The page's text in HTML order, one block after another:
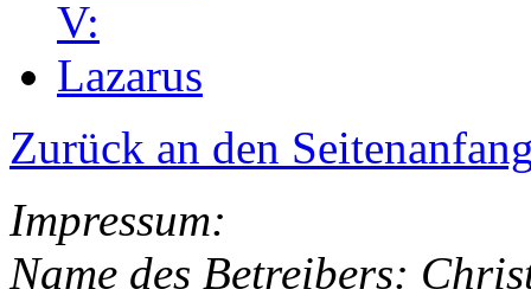
Zurück an den
Impressum:
Name des Betreibers: